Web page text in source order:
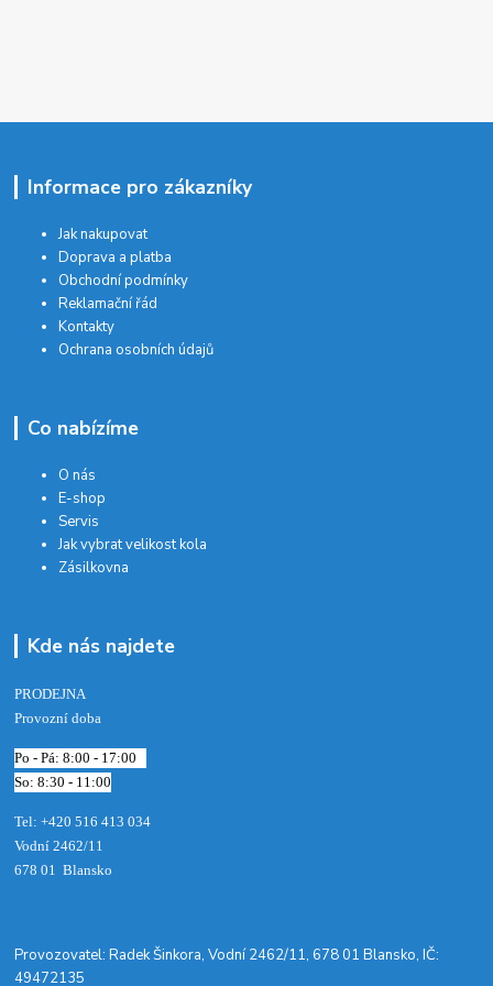
Informace pro zákazníky
Jak nakupovat
Doprava a platba
Obchodní podmínky
Reklamační řád
Kontakty
Ochrana osobních údajů
Co nabízíme
O nás
E-shop
Servis
Jak vybrat velikost kola
Zásilkovna
Kde nás najdete
PRODEJNA
Provozní doba
Po - Pá: 8:00 - 17:00
So: 8:30 - 11:00
Tel: +420 516 413 034‬
Vodní 2462/11
678 01 Blansko
​Provozovatel: Radek Šinkora, Vodní 2462/11, 678 01 Blansko, IČ:
49472135